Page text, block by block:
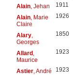
Alain, Jehan 1911
Alain, Marie
Claire
1926
Alary,
Georges
1850
Allard,
Maurice
1923
Astier, André 1923